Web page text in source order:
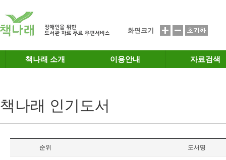
화면크기
책나래 소개 이용안내 자료검색
책나래 인기도서
순위 도서명